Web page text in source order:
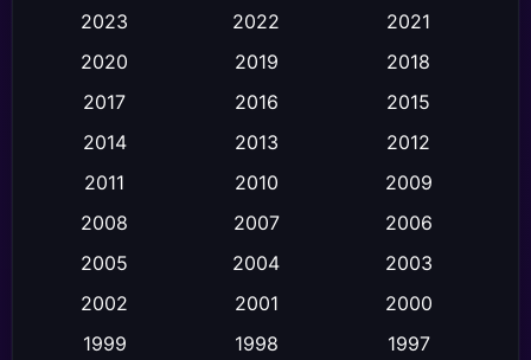
Comedy ตลก (119)
Comedy ตลก
Crime อาชญากรรม (111)
Crime อาชญากรรม
2023
2022
2021
2020
2019
2018
2017
2016
2015
2014
2013
2012
2011
2010
2009
2008
2007
2006
2005
2004
2003
2002
2001
2000
1999
1998
1997